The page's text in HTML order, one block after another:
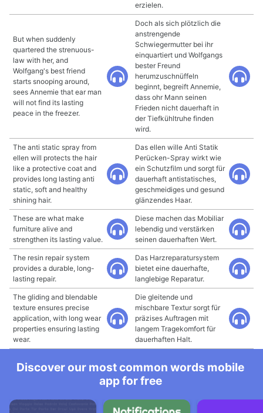
erzielen.
But when suddenly
quartered the strenuous-
law with her, and
Wolfgang's best friend
starts snooping around,
sees Annemie that ear man
will not find its lasting
peace in the freezer.
Doch als sich plötzlich die
anstrengende
Schwiegermutter bei ihr
einquartiert und Wolfgangs
bester Freund
herumzuschnüffeln
beginnt, begreift Annemie,
dass ohr Mann seinen
Frieden nicht dauerhaft in
der Tiefkühltruhe finden
wird.
The anti static spray from
ellen will protects the hair
like a protective coat and
provides long lasting anti
static, soft and healthy
shining hair.
Das ellen wille Anti Statik
Perücken-Spray wirkt wie
ein Schutzfilm und sorgt für
dauerhaft antistatisches,
geschmeidiges und gesund
glänzendes Haar.
These are what make
furniture alive and
strengthen its lasting value.
Diese machen das Mobiliar
lebendig und verstärken
seinen dauerhaften Wert.
The resin repair system
provides a durable, long-
lasting repair.
Das Harzreparatursystem
bietet eine dauerhafte,
langlebige Reparatur.
The gliding and blendable
texture ensures precise
application, with long wear
properties ensuring lasting
wear.
Die gleitende und
mischbare Textur sorgt für
präzises Auftragen mit
langem Tragekomfort für
dauerhaften Halt.
Discover our most common words mobile
app for free